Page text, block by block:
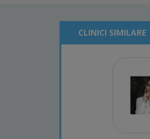
CLINICI SIMILARE